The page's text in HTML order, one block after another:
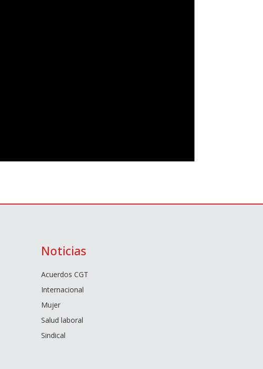
Noticias
Acuerdos CGT
Internacional
Mujer
Salud laboral
Sindical